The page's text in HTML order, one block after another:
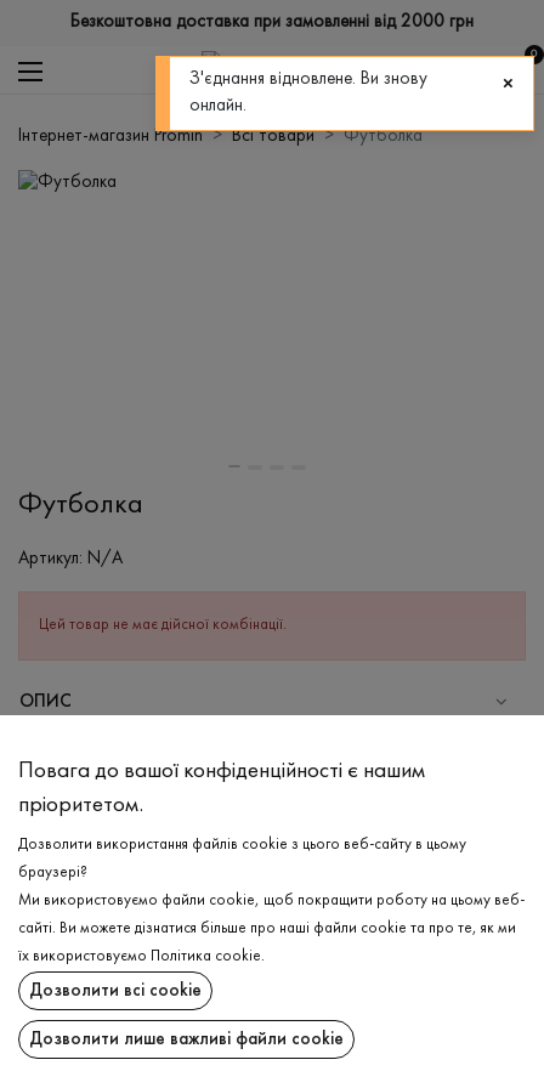
Безкоштовна доставка при замовленні від 2000 грн
0
Інтернет-магазин Promin Всі товари Футболка
Футболка
Артикул: N/A
Цей товар не має дійсної комбінації.
ОПИС
в жіночій футболці в кольорі фуксія , адже виріб з
високоякісної бавовни та еластану, що надає приємної на
дотик структури виробу та ще більш зносостійкості. Має
класичний короткий рукав та зручну круглу горловину з рібани.
Яка не тільки чудово тягнеться, але й гарно зберігає свою
СКЛАД
Бавовна - 95%, Еластан - 5%
ДОГЛЯД
ДОСТАВКА
ПОВЕРНЕННЯ
Повага до вашої конфіденційності є нашим
пріоритетом.
Дозволити використання файлів cookie з цього веб-сайту в цьому
браузері?
Ми використовуємо файли cookie, щоб покращити роботу на цьому веб-
сайті. Ви можете дізнатися більше про наші файли cookie та про те, як ми
їх використовуємо
Політика cookie.
Дозволити всі cookie
Дозволити лише важливі файли cookie
З'єднання відновлене. Ви знову
онлайн.